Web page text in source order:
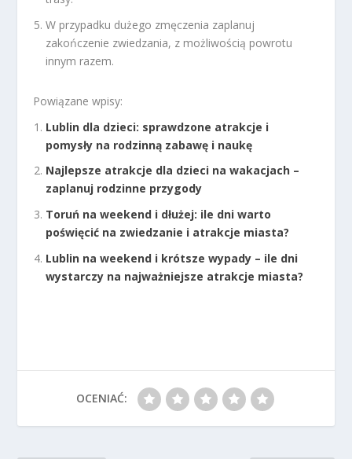
W przypadku dużego zmęczenia zaplanuj
zakończenie zwiedzania, z możliwością powrotu
innym razem.
Powiązane wpisy:
Lublin dla dzieci: sprawdzone atrakcje i
pomysły na rodzinną zabawę i naukę
Najlepsze atrakcje dla dzieci na wakacjach –
zaplanuj rodzinne przygody
Toruń na weekend i dłużej: ile dni warto
poświęcić na zwiedzanie i atrakcje miasta?
Lublin na weekend i krótsze wypady – ile dni
wystarczy na najważniejsze atrakcje miasta?
OCENIAĆ: